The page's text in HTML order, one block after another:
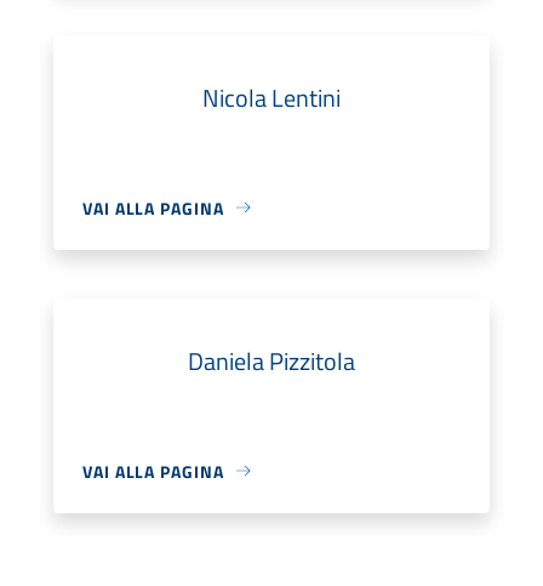
Nicola Lentini
VAI ALLA PAGINA
Daniela Pizzitola
VAI ALLA PAGINA